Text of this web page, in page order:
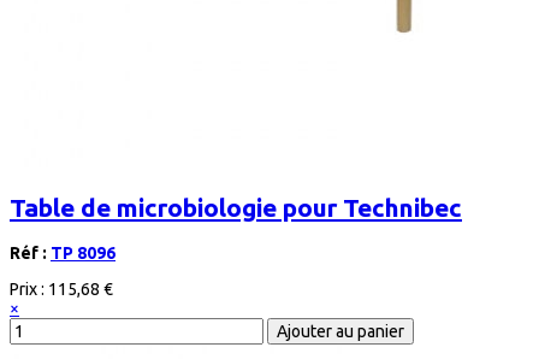
Table de microbiologie pour Technibec
Réf : TP 8096
Prix : 115,68 €
×